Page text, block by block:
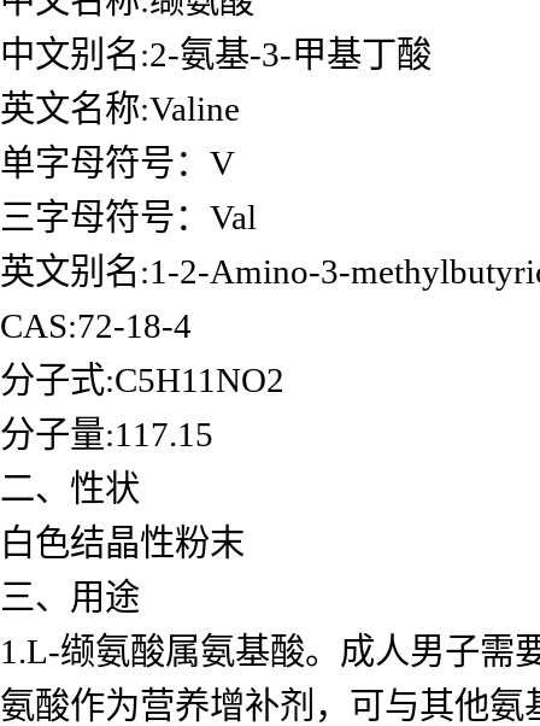
中文别名:2-氨基-3-甲基丁酸
英文名称:Valine
单字母符号：V
三字母符号：Val
英文别名:1-2-Amino-3-
CAS:72-18-4
分子式:C5H11NO2
分子量:117.15
二、性状
白色结晶性粉末
三、用途
1.L-缬氨酸属氨基酸。成人男子需
氨酸作为营养增补剂，可与其他